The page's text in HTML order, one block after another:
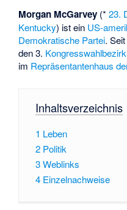
Morgan McGarvey (*23.
Kentucky) ist ein US-
Demokratische Partei.
den 3. Kongresswahlbezirk
im Repräsentantenhaus
Inhaltsverzeichnis
1 Leben
2 Politik
3Weblinks
4 Einzelnachweise